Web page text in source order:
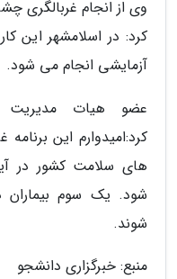
وی از انجام غربالگری
کرد: در اسلامشهر این
آزمایشی انجام می شود.
عضو هیات
کرد:امیدوارم این
های سلامت کشور در
شود. یک سوم
شوند.
منبع: خبرگزاری دانشجو